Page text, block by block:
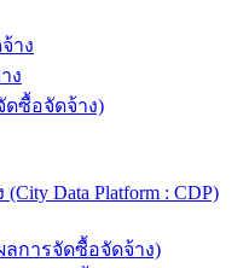
Data Platform : CDP)
าง
ง
ดซื้อจัดจ้าง)
ลการจัดซื้อจัดจ้าง)